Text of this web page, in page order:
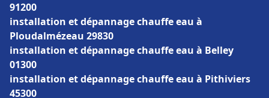
91200
installation et dépannage chauffe eau à
Ploudalmézeau 29830
installation et dépannage chauffe eau à Belley
01300
installation et dépannage chauffe eau à Pithiviers
45300